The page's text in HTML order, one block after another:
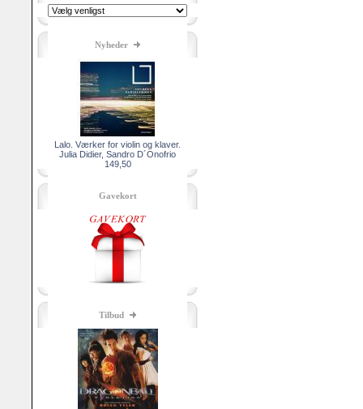
Nyheder
Lalo. Værker for violin og klaver.
Julia Didier, Sandro D´Onofrio
149,50
Gavekort
Tilbud